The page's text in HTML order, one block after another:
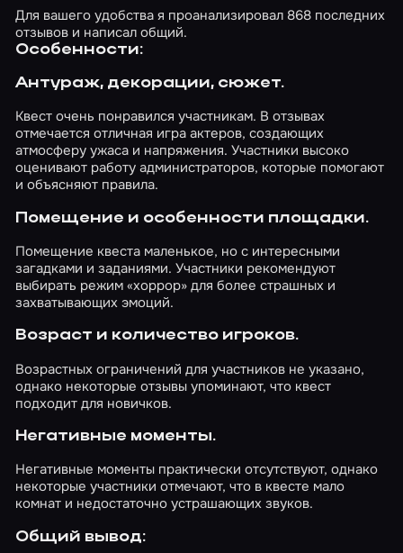
Для вашего удобства я проанализировал 868 последних
отзывов и написал общий.
Особенности:
Антураж, декорации, сюжет.
Квест очень понравился участникам. В отзывах
отмечается отличная игра актеров, создающих
атмосферу ужаса и напряжения. Участники высоко
оценивают работу администраторов, которые помогают
и объясняют правила.
Помещение и особенности площадки.
Помещение квеста маленькое, но с интересными
загадками и заданиями. Участники рекомендуют
выбирать режим «хоррор» для более страшных и
захватывающих эмоций.
Возраст и количество игроков.
Возрастных ограничений для участников не указано,
однако некоторые отзывы упоминают, что квест
подходит для новичков.
Негативные моменты.
Негативные моменты практически отсутствуют, однако
некоторые участники отмечают, что в квесте мало
комнат и недостаточно устрашающих звуков.
Общий вывод: